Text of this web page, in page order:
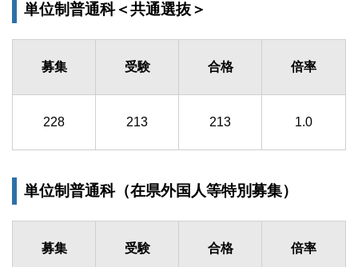
単位制普通科＜共通選抜＞
募集 受験 合格 倍率
228 213 213 1.0
単位制普通科（在県外国人等特別募集）
募集 受験 合格 倍率